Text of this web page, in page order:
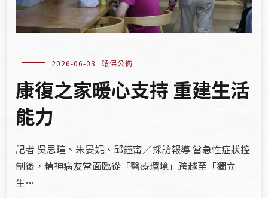
2026-06-03 環保公衛
康復之家暖心支持 重建生活
能力
記者 吳思瑄、朱晏妮、邱鈺甯／採訪報導 當急性症狀控
制後，精神病友常面臨從「醫療環境」跨越至「獨立
生…